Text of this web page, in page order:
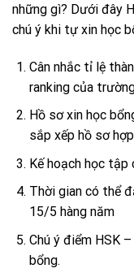
những gì? Dưới đây
chú ý khi tự xin học
Cân nhắc tỉ lệ
ranking của
Hồ sơ xin học
sắp xếp hồ sơ
Kế hoạch học
Thời gian có thể
15/5 hàng năm
Chú ý điểm HSK
bổng.